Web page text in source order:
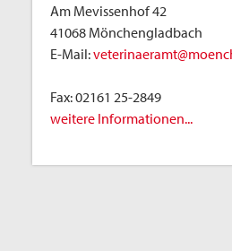
Am Mevissenhof 42
41068 Mönchengladbach
E-Mail:
Fax:02161 25-2849
weitere Informationen...